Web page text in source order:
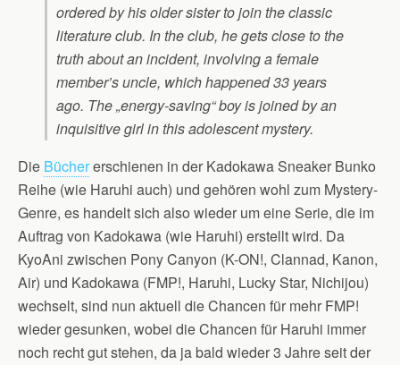
ordered by his older sister to join the classic
literature club. In the club, he gets close to the
truth about an incident, involving a female
member’s uncle, which happened 33 years
ago. The „energy-saving“ boy is joined by an
inquisitive girl in this adolescent mystery.
Die Büchererschienen in der Kadokawa Sneaker Bunko
Reihe (wie Haruhi auch) und gehören wohl zum Mystery-
Genre, es handelt sich also wieder um eine Serie, die im
Auftrag von Kadokawa (wie Haruhi) erstellt wird. Da
KyoAni zwischen Pony Canyon (K-ON!, Clannad, Kanon,
Air) und Kadokawa (FMP!, Haruhi, Lucky Star, Nichijou)
wechselt, sind nun aktuell die Chancen für mehr FMP!
wieder gesunken, wobei die Chancen für Haruhi immer
noch recht gut stehen, da ja bald wieder 3 Jahre seit der